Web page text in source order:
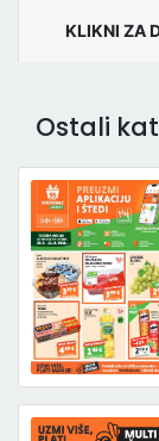
KLIKNI ZA
Ostali